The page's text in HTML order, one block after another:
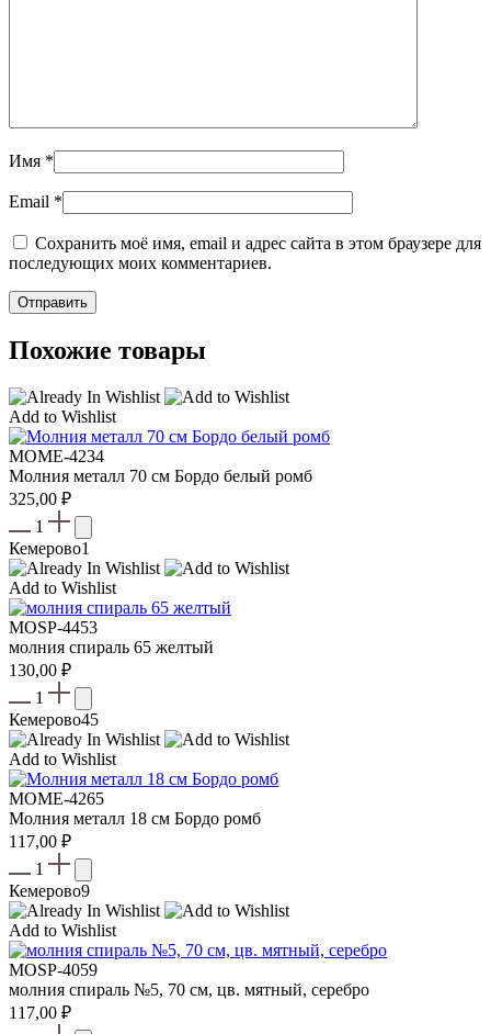
Имя *
Email *
Сохранить моё имя, email и адрес сайта в этом браузере для
последующих моих комментариев.
Похожие товары
Add to Wishlist
МOME-4234
Молния металл 70 см Бордо белый ромб
325,00 ₽
1
Кемерово1
Add to Wishlist
MOSP-4453
молния спираль 65 желтый
130,00 ₽
1
Кемерово45
Add to Wishlist
МOME-4265
Молния металл 18 см Бордо ромб
117,00 ₽
1
Кемерово9
Add to Wishlist
MOSP-4059
молния спираль №5, 70 см, цв. мятный, серебро
117,00 ₽